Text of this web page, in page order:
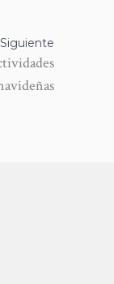
Siguiente